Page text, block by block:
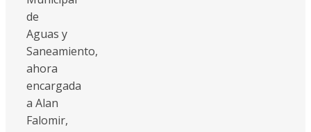
de
Aguas y
Saneamiento,
ahora
encargada
a Alan
Falomir,